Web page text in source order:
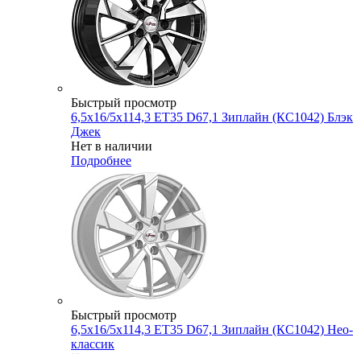
Быстрый просмотр
6,5x16/5x114,3 ET35 D67,1 Зиплайн (КС1042) Блэк
Джек
Нет в наличии
Подробнее
Быстрый просмотр
6,5x16/5x114,3 ET35 D67,1 Зиплайн (КС1042) Нео-
классик